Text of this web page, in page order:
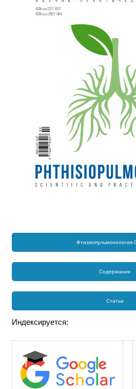
Фтизиопульмонология
Содержание
Статьи
Индексируется: